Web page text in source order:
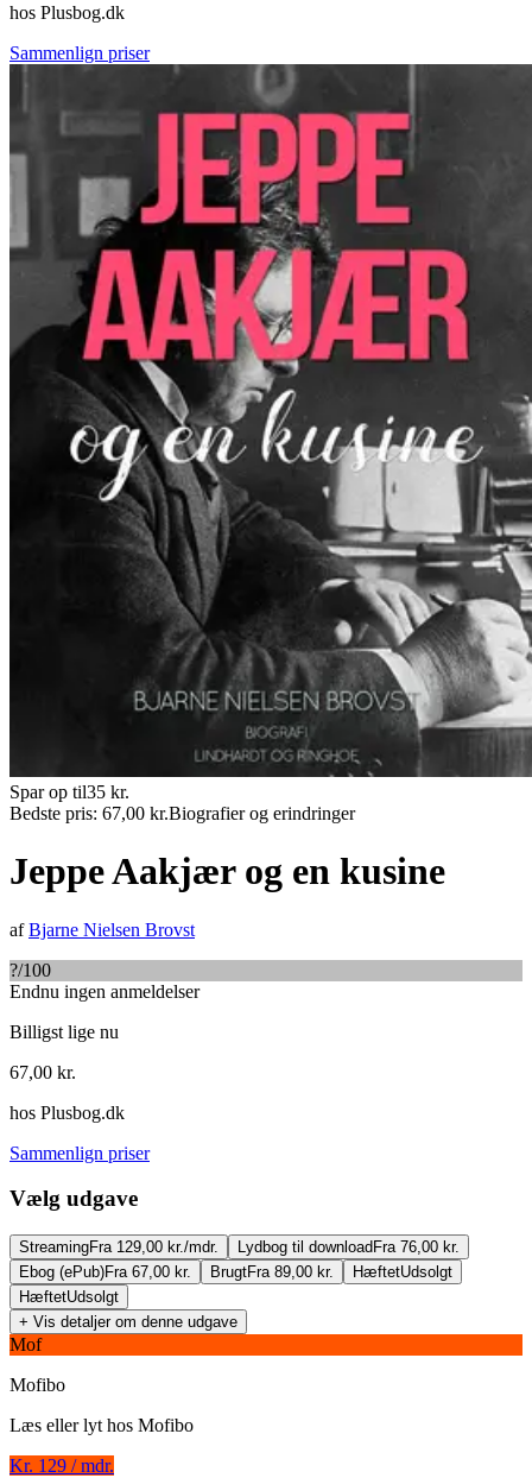
hos Plusbog.dk
Sammenlign priser
Spar op til35 kr.
Bedste pris: 67,00 kr.Biografier og erindringer
Jeppe Aakjær og en kusine
afBjarne Nielsen Brovst
?/100
Endnu ingen anmeldelser
Billigst lige nu
67,00 kr.
hos Plusbog.dk
Sammenlign priser
Vælg udgave
StreamingFra 129,00 kr./mdr. Lydbog til download Fra 76,00 kr.
Ebog (ePub)Fra 67,00 kr. BrugtFra 89,00 kr. HæftetUdsolgt
HæftetUdsolgt
+ Vis detaljer om denne udgave
Jeppe Aakjær og en kusine
Mof
Mofibo
Læs eller lyt hos Mofibo
Kr. 129 / mdr.